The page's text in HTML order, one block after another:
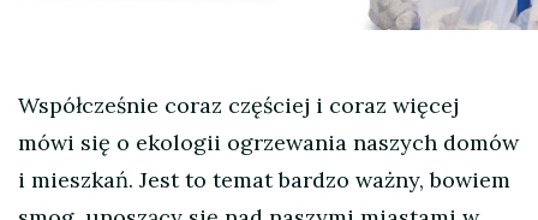
Współcześnie coraz częściej i coraz więcej
mówi się o ekologii ogrzewania naszych domów
i mieszkań. Jest to temat bardzo ważny, bowiem